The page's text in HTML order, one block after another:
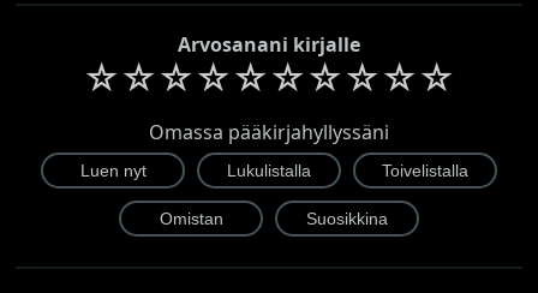
Arvosanani kirjalle
☆☆☆☆☆☆☆☆☆☆
Omassa pääkirjahyllyssäni